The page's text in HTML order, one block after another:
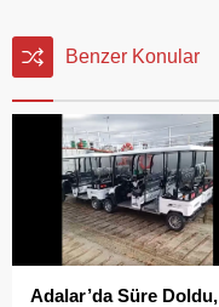
Benzer Konular
Adalar’da Süre Doldu,